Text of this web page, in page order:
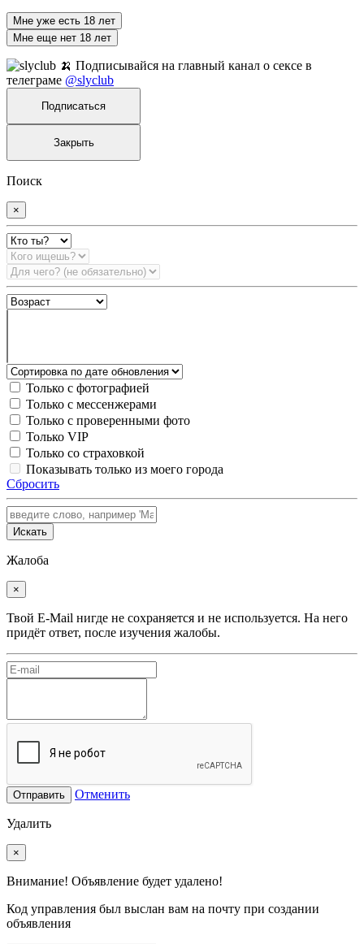
Мне уже есть 18 лет
Мне еще нет 18 лет
🍌 Подписывайся на главный канал о сексе в
телеграме @slyclub
Подписаться
Закрыть
Поиск
×
Только с фотографией
Только с мессенжерами
Только с проверенными фото
Только VIP
Только со страховкой
Показывать только из моего города
Сбросить
Искать
Жалоба
×
Твой E-Mail нигде не сохраняется и не используется. На него
придёт ответ, после изучения жалобы.
Отправить Отменить
Удалить
×
Внимание! Объявление будет удалено!
Код управления был выслан вам на почту при создании
объявления